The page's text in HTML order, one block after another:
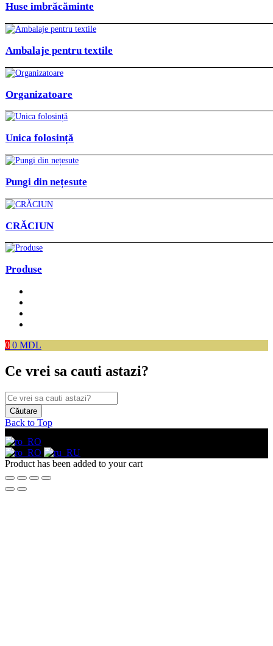
Huse imbrăcăminte
Ambalaje pentru textile
Organizatoare
Unica folosință
Pungi din nețesute
CRĂCIUN
Produse
0 0 MDL
Ce vrei sa cauti astazi?
Back to Top
Product has been added to your cart